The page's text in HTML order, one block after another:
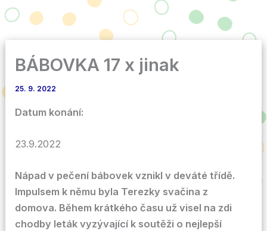
BÁBOVKA 17 x jinak
25. 9. 2022
Datum konání:
23.9.2022
Nápad v pečení bábovek vznikl v deváté třídě.
Impulsem k němu byla Terezky svačina z
domova. Během krátkého času už visel na zdi
chodby leták vyzývající k soutěži o nejlepší